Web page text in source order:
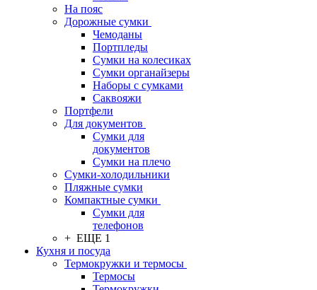
На пояс
Дорожные сумки
Чемоданы
Портпледы
Сумки на колесиках
Сумки органайзеры
Наборы с сумками
Саквояжи
Портфели
Для документов
Сумки для
документов
Сумки на плечо
Сумки-холодильники
Пляжные сумки
Компактные сумки
Сумки для
телефонов
+ ЕЩЕ 1
Кухня и посуда
Термокружки и термосы
Термосы